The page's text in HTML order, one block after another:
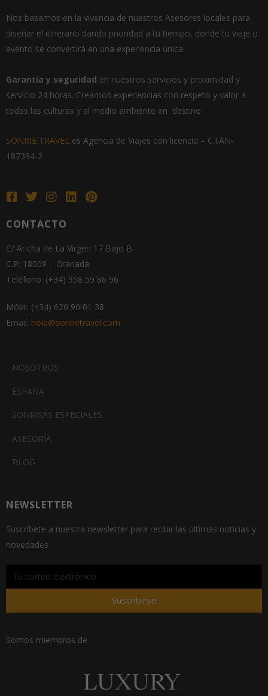
Nos basamos en la vivencia de nuestros Asesores locales para
diseñar el itinerario dando prioridad a tu tiempo, donde tu viaje o
evento se convertirá en una experiencia única.
Garantía y seguridad en nuestros servicios y proximidad y
servicio 24 horas. Creamos experiencias con respeto y valor a
todas las culturas y al medio ambiente en destino.
SONRIE TRAVEL es Agencia de Viajes con licencia – C.I.AN-
187394-2
CONTACTO
C/ Ancha de La Virgen 17 Bajo B
C.P: 18009 – Granada
Teléfono: (+34) 958 59 86 96
Móvil: (+34) 620 90 01 38
Email: hola@sonrietravel.com
NOSOTROS
ESPAÑA
SONRISAS ESPECIALES
ASESORÍA
BLOG
NEWSLETTER
Suscríbete a nuestra newsletter para recibir las últimas noticias y
novedades
Suscribirse
Somos miembros de